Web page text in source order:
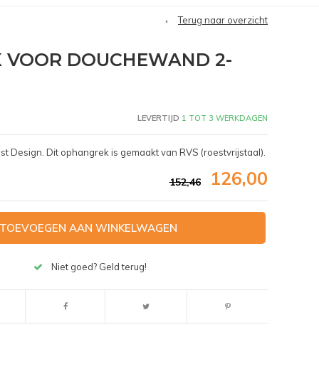
Terug naar overzicht
VOOR DOUCHEWAND 2-
LEVERTIJD 1 TOT 3 WERKDAGEN
Design. Dit ophangrek is gemaakt van RVS (roestvrijstaal).
152,46 126,00
AAN WINKELWAGEN
Niet goed? Geld terug!